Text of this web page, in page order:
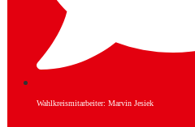
Wahlkreismitarbeiter: Marvin Jesiek